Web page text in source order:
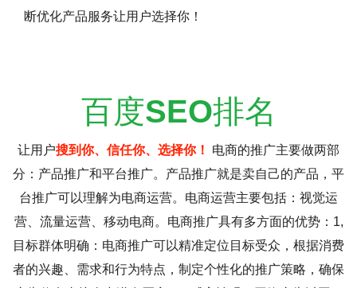
断优化产品服务让用户选择你！
百度SEO排名
让用户搜到你、信任你、选择你！
电商的推广主要做两部
分：产品推广和平台推广。产品推广就是卖自己的产品，平
台推广可以理解为电商运营。电商运营主要包括：视觉运
营、流量运营、移动电商。电商推广具有多方面的优势：1,
目标群体明确：电商推广可以精准定位目标受众，根据消费
者的兴趣、需求和行为特点，制定个性化的推广策略，确保